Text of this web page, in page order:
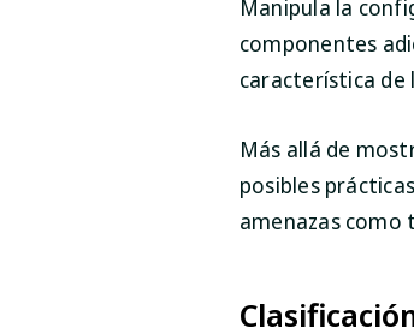
Manipula la
componentes
característica de
Más allá de
posibles
amenazas como